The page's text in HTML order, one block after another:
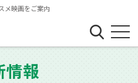
メ映画をご案内
情報